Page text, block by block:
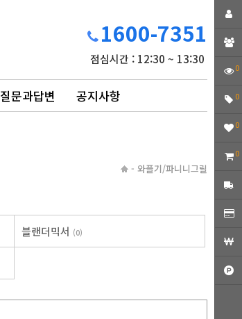
1600-7351
점심시간 : 12:30 ~ 13:30
질문과답변 공지사항
- 와플기/파니니그릴
블랜더믹서 (0)
0
0
0
0